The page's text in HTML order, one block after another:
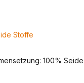
anlegen
Stoffe
100%